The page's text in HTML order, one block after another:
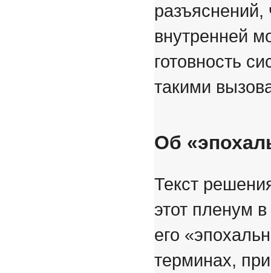
разъяснений,
внутренней
готовность
такими
Об
Текст
этот пленум
его
терминах,